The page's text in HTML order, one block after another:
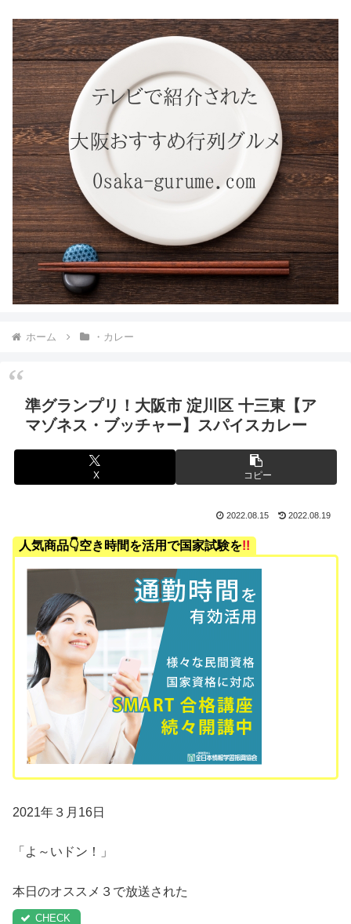
ホーム ・カレー
準グランプリ！大阪市 淀川区 十三東【ア
マゾネス・ブッチャー】スパイスカレー
X コピー
2022.08.15 2022.08.19
人気商品👇空き時間を活用で国家試験を!!
2021年３月16日
「よ～いドン！」
本日のオススメ３で放送された